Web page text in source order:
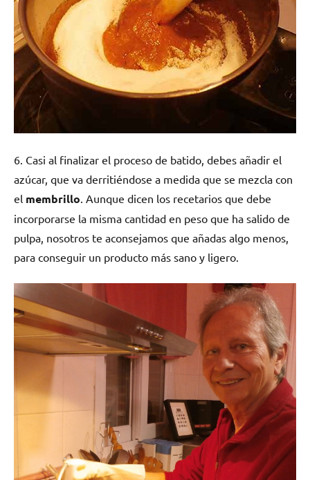
6. Casi al finalizar el proceso de batido, debes añadir el
azúcar, que va derritiéndose a medida que se mezcla con
el membrillo . Aunque dicen los recetarios que debe
incorporarse la misma cantidad en peso que ha salido de
pulpa, nosotros te aconsejamos que añadas algo menos,
para conseguir un producto más sano y ligero.